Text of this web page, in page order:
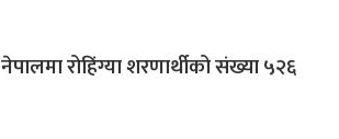
नेपालमा रोहिंग्या शरणार्थीको संख्या ५२६